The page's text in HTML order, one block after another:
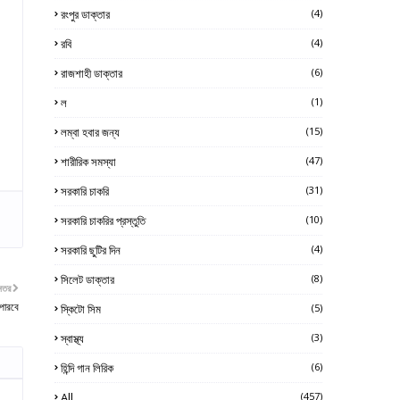
রংপুর ডাক্তার (4)
রবি (4)
রাজশাহী ডাক্তার (6)
ল (1)
লম্বা হবার জন্য (15)
শারীরিক সমস্যা (47)
সরকারি চাকরি (31)
সরকারি চাকরির প্রস্তুতি (10)
সরকারি ছুটির দিন (4)
সিলেট ডাক্তার (8)
স্কিটো সিম (5)
স্বাস্থ্য (3)
হিন্দি গান লিরিক (6)
(457)